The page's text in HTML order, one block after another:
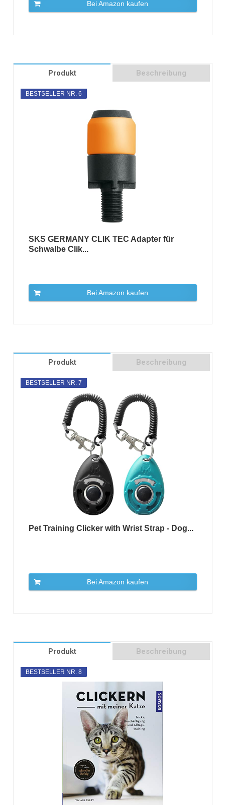
Bei Amazon kaufen
Produkt Beschreibung
BESTSELLER NR. 6
SKS GERMANY CLIK TEC Adapter für
Schwalbe Clik...
Bei Amazon kaufen
Produkt Beschreibung
BESTSELLER NR. 7
Pet Training Clicker with Wrist Strap - Dog...
Bei Amazon kaufen
Produkt Beschreibung
BESTSELLER NR. 8